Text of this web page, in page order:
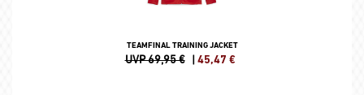
TEAMFINAL TRAINING JACKET
UVP 69,95 € | 45,47 €